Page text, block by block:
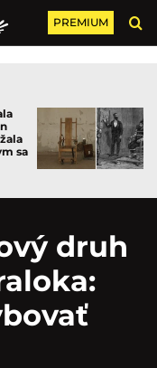
PREMIUM
sa
druh